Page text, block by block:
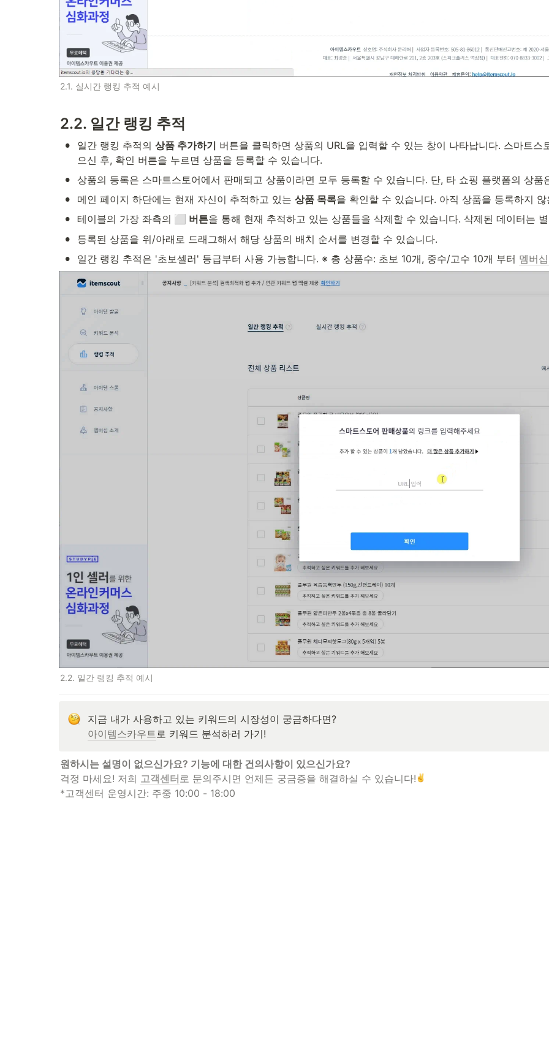
2.1. 실시간 랭킹 추적 예시
2.2. 일간 랭킹 추적
• 일간 랭킹 추적의 상품 추가하기 버튼을 클릭하면 상품의 URL을 입력할 수 있는 창이 나타납니다. 스마트
으신 후, 확인 버튼을 누르면 상품을 등록할 수 있습니다.
• 상품의 등록은 스마트스토어에서 판매되고 상품이라면 모두 등록할 수 있습니다. 단, 타 쇼핑 플랫폼의 상품
• 메인 페이지 하단에는 현재 자신이 추적하고 있는 상품 목록을 확인할 수 있습니다. 아직 상품을 등록하지
• 테이블의 가장 좌측의 ⬜️ 버튼을 통해 현재 추적하고 있는 상품들을 삭제할 수 있습니다. 삭제된 데이터는
• 등록된 상품을 위/아래로 드래그해서 해당 상품의 배치 순서를 변경할 수 있습니다.
• 일간 랭킹 추적은 '초보셀러' 등급부터 사용 가능합니다. ※ 총 상품수: 초보 10개, 중수/고수 10개 부터 멤버
2.2. 일간 랭킹 추적 예시
아이템스카우트 로 키워드 분석하러 가기!
걱정 마세요! 저희 고객센터 로 문의주시면 언제든 궁금증을 해결하실 수 있습니다!
*고객센터 운영시간: 주중 10:00 - 18:00